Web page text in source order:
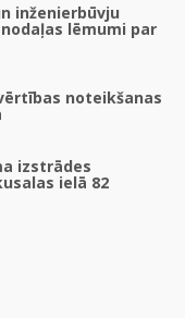
inženierbūvju
lēmumi par
noteikšanas
izstrādes
ielā 82